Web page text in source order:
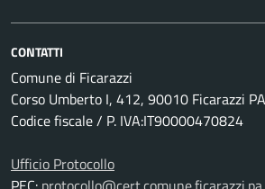
CONTATTI
Comune di Ficarazzi
Corso Umberto I, 412, 90010 Ficarazzi PA
Codice fiscale / P. IVA:IT90000470824
Ufficio Protocollo